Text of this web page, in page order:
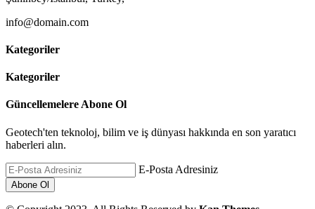
info@domain.com
Kategoriler
Kategoriler
Güncellemelere Abone Ol
Geotech'ten teknoloj, bilim ve iş dünyası hakkında en son yaratıcı
haberleri alın.
E-Posta Adresiniz